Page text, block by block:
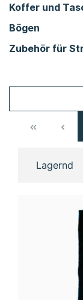
Koffer und
Bögen
Zubehör für